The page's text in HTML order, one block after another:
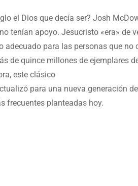
el Dios que decía ser? Josh
tenían apoyo. Jesucristo «era»
para las personas que
de quince millones de ejemplares
este clásico
para una nueva generación
frecuentes planteadas hoy.